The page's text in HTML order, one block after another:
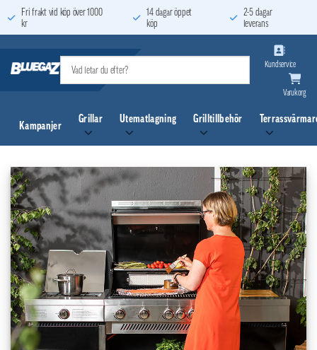
to
Fri frakt vid köp över 1000
kr
14 dagar öppet
köp
2-5 dagar
leverans
Kundservice
Varukorg
Kampanjer
Grillar Utematlagning Grilltillbehör